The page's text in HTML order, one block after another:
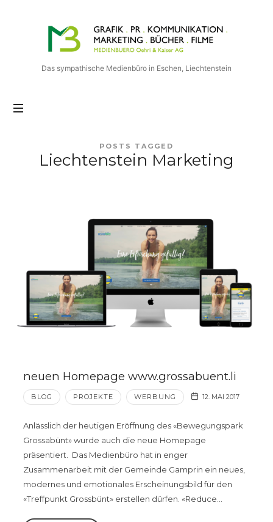
Medienbuero
Oehri
&
Kaiser
AG
Das sympathische Medienbüro in Eschen, Liechtenstein
POSTS TAGGED
Liechtenstein Marketing
neuen Homepage www.grossabuent.li
BLOG PROJEKTE WERBUNG 12. MAI 2017
Anlässlich der heutigen Eröffnung des «Bewegungspark
Grossabünt» wurde auch die neue Homepage
präsentiert. Das Medienbüro hat in enger
Zusammenarbeit mit der Gemeinde Gamprin ein neues,
modernes und emotionales Erscheinungsbild für den
«Treffpunkt Grossbünt» erstellen dürfen. «Reduce…